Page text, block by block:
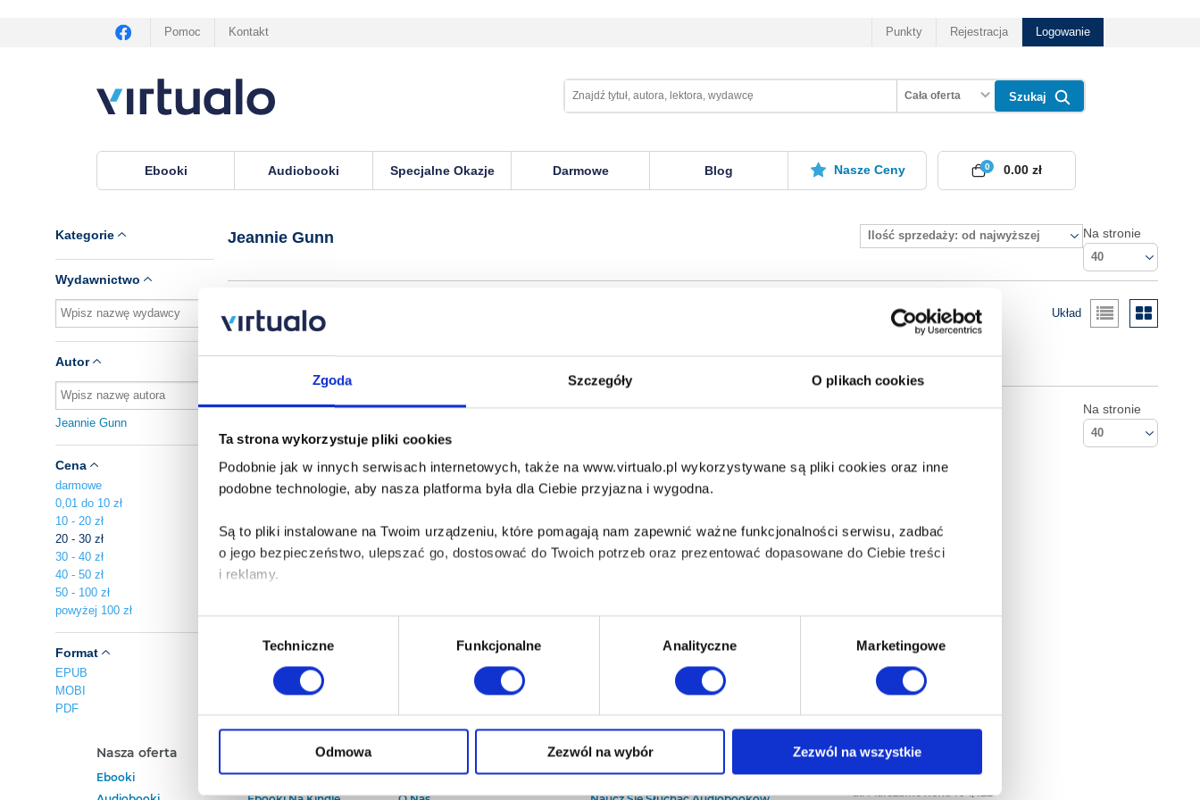
Zgoda Szczegóły O plikach cookies
Ta strona wykorzystuje pliki cookies
Podobnie jak w innych serwisach internetowych, także na www.virtualo.pl wykorzystywane są pliki cookies oraz inne
podobne technologie, aby nasza platforma była dla Ciebie przyjazna i wygodna.
Są to pliki instalowane na Twoim urządzeniu, które pomagają nam zapewnić ważne funkcjonalności serwisu, zadbać
o jego bezpieczeństwo, ulepszać go, dostosować do Twoich potrzeb oraz prezentować dopasowane do Ciebie treści
i reklamy.
Poza plikami, które są nam niezbędne do prawidłowego i bezpiecznego działania serwisu - są także takie, które wymagają
Twojej zgody.
Każda udzielona zgoda poprawi Twoje doświadczenia jeśli jesteś naszym Użytkownikiem.
Techniczne Funkcjonalne Analityczne Marketingowe
Odmowa Zezwól na wybór Zezwól na wszystkie
Pomoc Kontakt Punkty Rejestracja Logowanie
Cała oferta Szukaj
Ebooki Audiobooki Specjalne Okazje Darmowe Blog Nasze Ceny 0
0.00 zł
Kategorie
Wydawnictwo
Autor
Jeannie Gunn
Cena
darmowe
0,01 do 10 zł
10 - 20 zł
20 - 30 zł
30 - 40 zł
40 - 50 zł
50 - 100 zł
powyżej 100 zł
Format
EPUB
MOBI
PDF
Jeannie Gunn Ilość sprzedaży: od najwyższej Na stronie
40
Układ
Brak pozycji.
Na stronie
40
Nasza oferta
Ebooki
Polecamy
Darmowe Ebooki
Kontakt
Baza wiedzy
Który Format Ebooka Wybrać?
Kontakt
Empik S.A
ul. Marszałkowska 104/122